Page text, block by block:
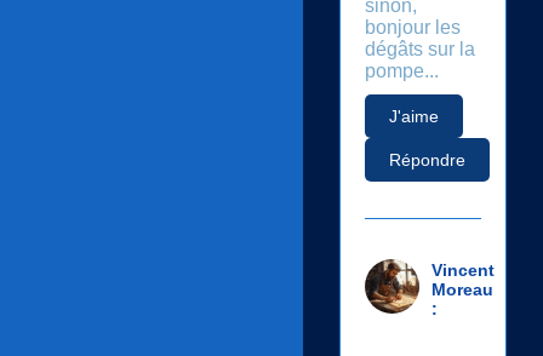
sinon,
bonjour les
dégâts sur la
pompe...
J'aime
Répondre
Vincent
Moreau
: